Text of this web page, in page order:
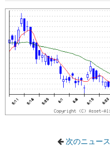
次のニュース